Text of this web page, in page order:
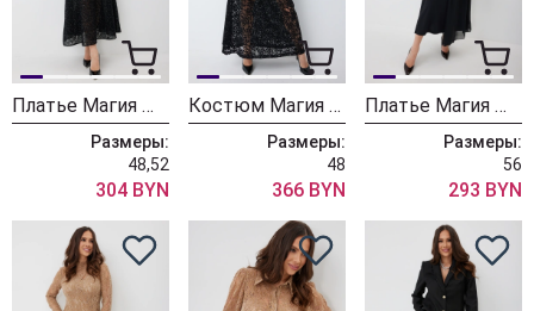
Платье Магия Моды 2661
Размеры:
48,52
304 BYN
Костюм Магия Моды 2653
Размеры:
48
366 BYN
Платье Магия Моды 2663
Размеры:
56
293 BYN